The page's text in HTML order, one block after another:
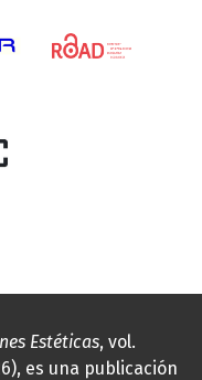
Estéticas, vol.
es una publicación